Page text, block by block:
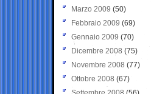
Marzo 2009 (50)
Febbraio 2009 (69)
Gennaio 2009 (70)
Dicembre 2008 (75)
Novembre 2008 (77)
Ottobre 2008 (67)